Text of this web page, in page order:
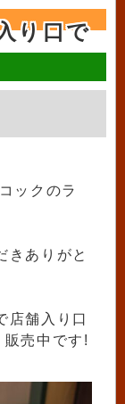
り口で
コックのラ
きありがと
店舗入り口
売中です!